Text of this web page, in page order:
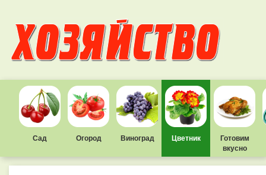
Сад Огород Виноград Цветник
Готовим
вкусно